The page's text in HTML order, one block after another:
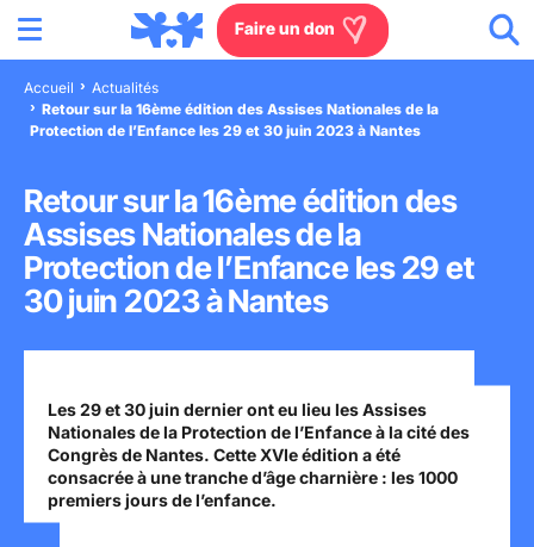
Aller à la recherche
Aller au pied de page
Faire un don
Nous connaître
Actions en France
Actions dans le monde
Agissez à nos côtés
Rejoignez-nous
Les villages d'enfants
Accueil
Actualités
Retour sur la 16ème édition des Assises Nationales de la
Protection de l’Enfance les 29 et 30 juin 2023 à Nantes
Retour sur la 16ème édition des
Assises Nationales de la
Protection de l’Enfance les 29 et
30 juin 2023 à Nantes
Les 29 et 30 juin dernier ont eu lieu les Assises
Nationales de la Protection de l’Enfance à la cité des
Congrès de Nantes. Cette XVIe édition a été
consacrée à une tranche d’âge charnière : les 1000
premiers jours de l’enfance.